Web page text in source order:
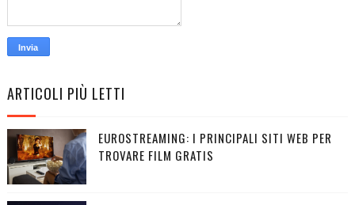
ARTICOLI PIÙ LETTI
EUROSTREAMING: I PRINCIPALI SITI WEB PER
TROVARE FILM GRATIS